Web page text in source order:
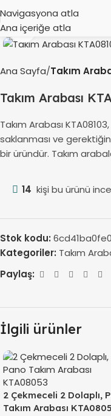
Navigasyona atla
Ana içeriğe atla
Büyütmek için
Ana Sayfa Takım
Takım Arabası
Takım Arabası
saklanması ve
bir üründür. Takım
14 kişi bu ürünü
Stok kodu:
Kategoriler: Takım
Paylaş:
İlgili ürünler
2 Çekmeceli 2 Dolaplı,
Takım Arabası